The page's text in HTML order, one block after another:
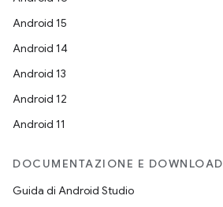
Android 15
Android 14
Android 13
Android 12
Android 11
DOCUMENTAZIONE E DOWNLOAD
Guida di Android Studio